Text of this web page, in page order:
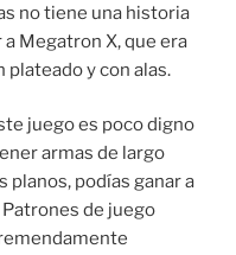
no tiene una historia
Megatron X, que era
y con alas.
juego es poco digno
armas de largo
planos, podías ganar a
de juego